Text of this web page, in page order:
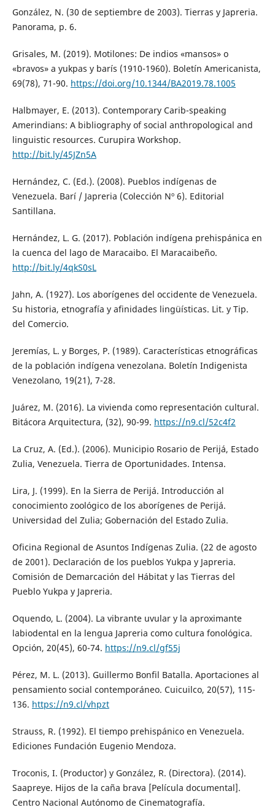
González, N. (30 de septiembre de 2003). Tierras y Japreria.
Panorama, p. 6.
Grisales, M. (2019). Motilones: De indios «mansos» o
«bravos» a yukpas y barís (1910-1960). Boletín Americanista,
69(78), 71-90. https://doi.org/10.1344/BA2019.78.1005
Halbmayer, E. (2013). Contemporary Carib-speaking
Amerindians: A bibliography of social anthropological and
linguistic resources. Curupira Workshop.
http://bit.ly/45JZn5A
Hernández, C. (Ed.). (2008). Pueblos indígenas de
Venezuela. Barí / Japreria (Colección Nº 6). Editorial
Santillana.
Hernández, L. G. (2017). Población indígena prehispánica en
la cuenca del lago de Maracaibo. El Maracaibeño.
http://bit.ly/4qkS0sL
Jahn, A. (1927). Los aborígenes del occidente de Venezuela.
Su historia, etnografía y afinidades lingüísticas. Lit. y Tip.
del Comercio.
Jeremías, L. y Borges, P. (1989). Características etnográficas
de la población indígena venezolana. Boletín Indigenista
Venezolano, 19(21), 7-28.
Juárez, M. (2016). La vivienda como representación cultural.
Bitácora Arquitectura, (32), 90-99. https://n9.cl/52c4f2
La Cruz, A. (Ed.). (2006). Municipio Rosario de Perijá, Estado
Zulia, Venezuela. Tierra de Oportunidades. Intensa.
Lira, J. (1999). En la Sierra de Perijá. Introducción al
conocimiento zoológico de los aborígenes de Perijá.
Universidad del Zulia; Gobernación del Estado Zulia.
Oficina Regional de Asuntos Indígenas Zulia. (22 de agosto
de 2001). Declaración de los pueblos Yukpa y Japreria.
Comisión de Demarcación del Hábitat y las Tierras del
Pueblo Yukpa y Japreria.
Oquendo, L. (2004). La vibrante uvular y la aproximante
labiodental en la lengua Japreria como cultura fonológica.
Opción, 20(45), 60-74. https://n9.cl/gf55j
Pérez, M. L. (2013). Guillermo Bonfil Batalla. Aportaciones al
pensamiento social contemporáneo. Cuicuilco, 20(57), 115-
136. https://n9.cl/vhpzt
Strauss, R. (1992). El tiempo prehispánico en Venezuela.
Ediciones Fundación Eugenio Mendoza.
Troconis, I. (Productor) y González, R. (Directora). (2014).
Saapreye. Hijos de la caña brava [Película documental].
Centro Nacional Autónomo de Cinematografía.